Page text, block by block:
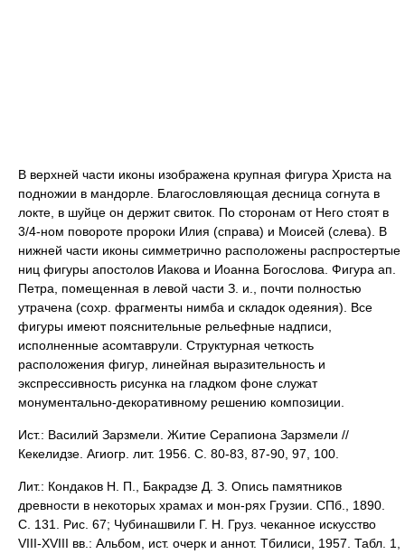
В верхней части иконы изображена крупная фигура Христа на
подножии в мандорле. Благословляющая десница согнута в
локте, в шуйце он держит свиток. По сторонам от Него стоят в
3/4-ном повороте пророки Илия (справа) и Моисей (слева). В
нижней части иконы симметрично расположены распростертые
ниц фигуры апостолов Иакова и Иоанна Богослова. Фигура ап.
Петра, помещенная в левой части З. и., почти полностью
утрачена (сохр. фрагменты нимба и складок одеяния). Все
фигуры имеют пояснительные рельефные надписи,
исполненные асомтаврули. Структурная четкость
расположения фигур, линейная выразительность и
экспрессивность рисунка на гладком фоне служат
монументально-декоративному решению композиции.
Ист.: Василий Зарзмели. Житие Серапиона Зарзмели //
Кекелидзе. Агиогр. лит. 1956. С. 80-83, 87-90, 97, 100.
Лит.: Кондаков Н. П., Бакрадзе Д. З. Опись памятников
древности в некоторых храмах и мон-рях Грузии. СПб., 1890.
С. 131. Рис. 67; Чубинашвили Г. Н. Груз. чеканное искусство
VIII-XVIII вв.: Альбом, ист. очерк и аннот. Тбилиси, 1957. Табл. 1,